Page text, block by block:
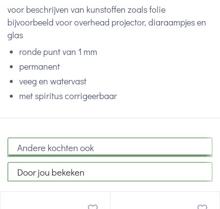
voor beschrijven van kunstoffen zoals folie
bijvoorbeeld voor overhead projector, diaraampjes en
glas
ronde punt van 1 mm
permanent
veeg en watervast
met spiritus corrigeerbaar
Andere kochten ook
Door jou bekeken